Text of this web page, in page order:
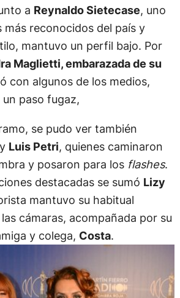
a Reynaldo Sietecase, uno
más reconocidos del país y
mantuvo un perfil bajo. Por
Maglietti, embarazada de su
con algunos de los medios,
paso fugaz,
se pudo ver también
Luis Petri, quienes caminaron
y posaron para los flashes.
destacadas se sumó Lizy
mantuvo su habitual
cámaras, acompañada por su
y colega, Costa.